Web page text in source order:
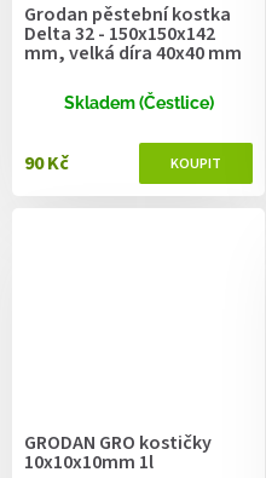
Grodan pěstební kostka
Delta 32 - 150x150x142
mm, velká díra 40x40 mm
Skladem (Čestlice)
90 Kč
GRODAN GRO kostičky
10x10x10mm 1l